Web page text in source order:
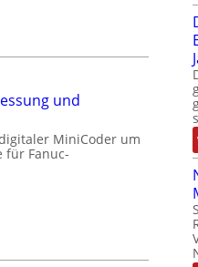
und
MiniCoder um
für Fanuc-